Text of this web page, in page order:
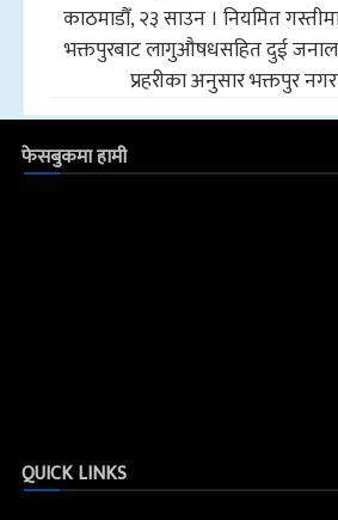
काठमाडौँ, २३ साउन । नियमित
भक्तपुरबाट लागुऔषधसहित दुई
प्रहरीका अनुसार भक्तपुर
फेसबुकमा हामी
QUICK LINKS